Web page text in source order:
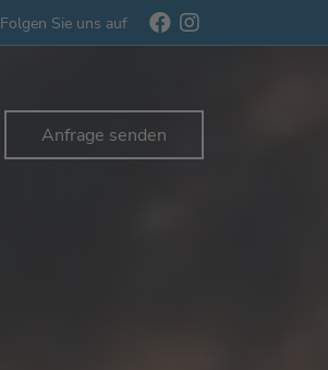
Folgen Sie uns auf
Anfrage senden